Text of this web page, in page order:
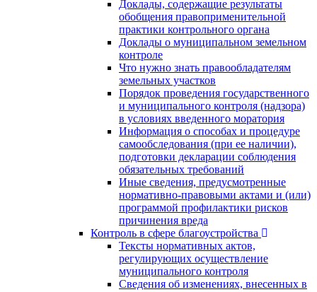
Доклады, содержащие результаты
обобщения правоприменительной
практики контрольного органа
Доклады о муниципальном земельном
контроле
Что нужно знать правообладателям
земельных участков
Порядок проведения государственного
и муниципального контроля (надзора)
в условиях введенного моратория
Информация о способах и процедуре
самообследования (при ее наличии),
подготовки декларации соблюдения
обязательных требований
Иные сведения, предусмотренные
нормативно-правовыми актами и (или)
программой профилактики рисков
причинения вреда
Контроль в сфере благоустройства
Тексты нормативных актов,
регулирующих осуществление
муниципального контроля
Сведения об изменениях, внесенных в